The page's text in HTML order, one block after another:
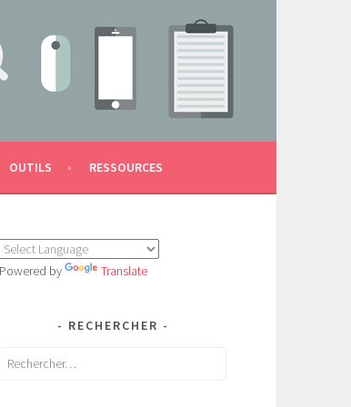
OUTILS RESSOURCES
Powered by Translate
RECHERCHER
Rechercher :